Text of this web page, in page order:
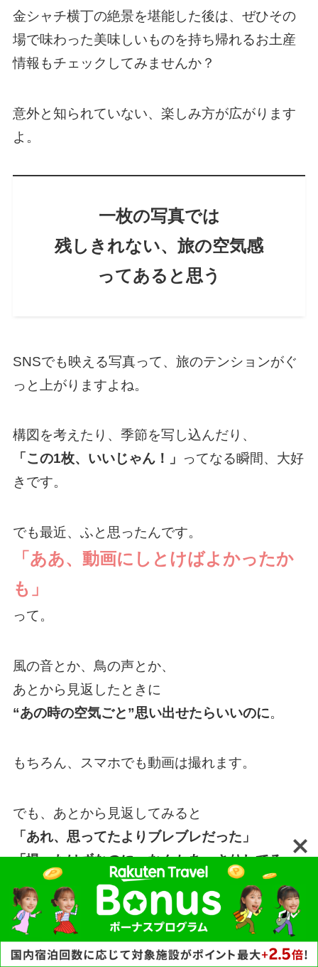
金シャチ横丁の絶景を堪能した後は、ぜひその
場で味わった美味しいものを持ち帰れるお土産
情報もチェックしてみませんか？
意外と知られていない、楽しみ方が広がります
よ。
一枚の写真では
残しきれない、旅の空気感
ってあると思う
SNSでも映える写真って、旅のテンションがぐ
っと上がりますよね。
構図を考えたり、季節を写し込んだり、
「この1枚、いいじゃん！」
ってなる瞬間、大好
きです。
でも最近、ふと思ったんです。
「ああ、動画にしとけばよかったか
も」
って。
風の音とか、鳥の声とか、
あとから見返したときに
“あの時の空気ごと”思い出せたらいいのに。
もちろん、スマホでも動画は撮れます。
でも、あとから見返してみると
「あれ、思ってたよりブレブレだった」
「撮ったはずなのに、なんかあっさりしてる」
ってこと、ありませんか？
スマホのアルバムを見返すたび